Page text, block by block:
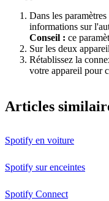
Dans les
informations sur
Conseil : ce
Sur les deux
Rétablissez la
votre appareil pour
Articles
Spotify en voiture
Spotify sur enceintes
Spotify Connect